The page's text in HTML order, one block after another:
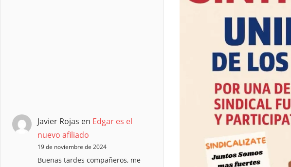
Javier Rojas en Edgar es el
nuevo afiliado
19 de noviembre de 2024
Buenas tardes compañeros, me